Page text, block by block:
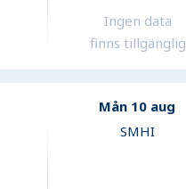
Ingen data
finns tillgänglig
Mån 10 aug
SMHI